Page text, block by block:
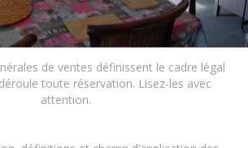
de ventes définissent le cadre légal
toute réservation. Lisez-les avec
attention.